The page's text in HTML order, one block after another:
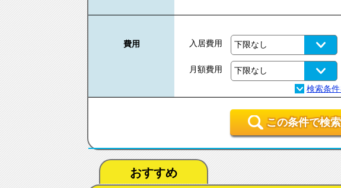
費用 入居費用
月額費用
この条件で検索
おすすめ